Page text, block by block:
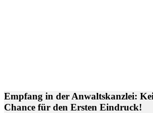
Empfang in der Anwaltskanzlei:
Chance für den Ersten Eindruck!